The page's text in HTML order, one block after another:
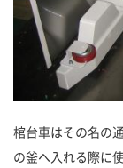
棺台車はその名の
の釜へ入れる際に